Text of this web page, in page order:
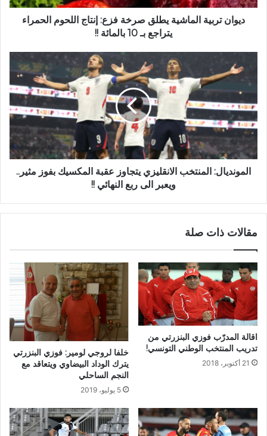
ديوان تربية الماشية يطلق صرخة فزع: إنتاج اللحوم الحمراء
يتراجع بـ 10 بالمائة !!
المونديال: المنتخب الانقليزي يتجاوز عقبة المكسيك بفوز مثير..
ويعبر الى ربع النهائي !!
مقالات ذات صلة
اقالة المدرّب فوزي البنزرتي من
تدريب المنتخب الوطني التونسي!
21 أكتوبر، 2018
خلفا لروجي لومير: فوزي البنزرتي
يترك الوداد البيضاوي ويتعاقد مع
النجم الساحلي
5 يوليو، 2019